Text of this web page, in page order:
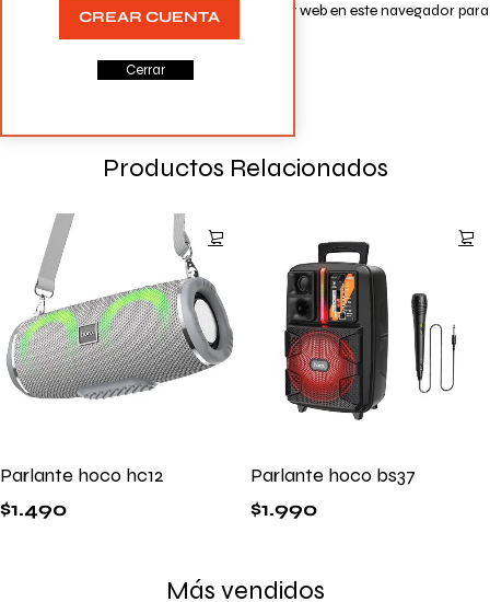
Guarda mi nombre, correo electrónico y web en este navegador para
la próxima vez que comente.
Productos Relacionados
Parlante hoco hc12
$1.490
Parlante hoco bs37
$1.990
Más vendidos
CREAR CUENTA
Cerrar